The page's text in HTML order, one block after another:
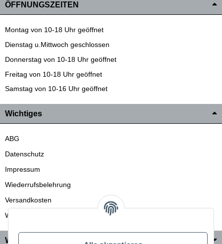
ÖFFNUNGSZEITEN
Montag von 10-18 Uhr geöffnet
Dienstag u.Mittwoch geschlossen
Donnerstag von 10-18 Uhr geöffnet
Freitag von 10-18 Uhr geöffnet
Samstag von 10-16 Uhr geöffnet
Wichtiges
ABG
Datenschutz
Impressum
Wiederrufsbelehrung
Versandkosten
Wir liefern auch in die Schweiz
Wo Sie uns finden